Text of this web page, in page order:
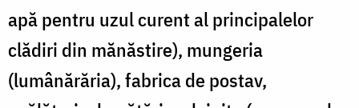
apă pentru uzul curent al principalelor
clădiri din mănăstire), mungeria
(lumânărăria), fabrica de postav,